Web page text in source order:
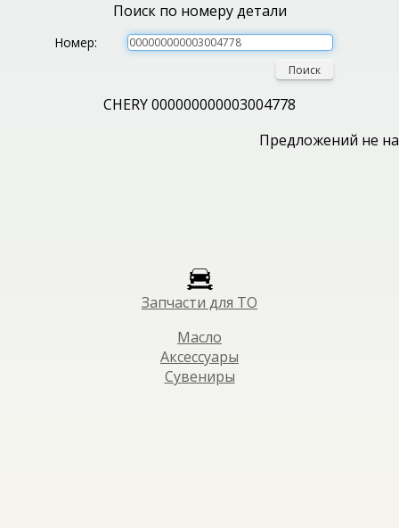
Поиск по номеру детали
Номер:
Поиск
CHERY 000000000003004778
Предложений не
Запчасти для ТО
Масло
Аксессуары
Сувениры